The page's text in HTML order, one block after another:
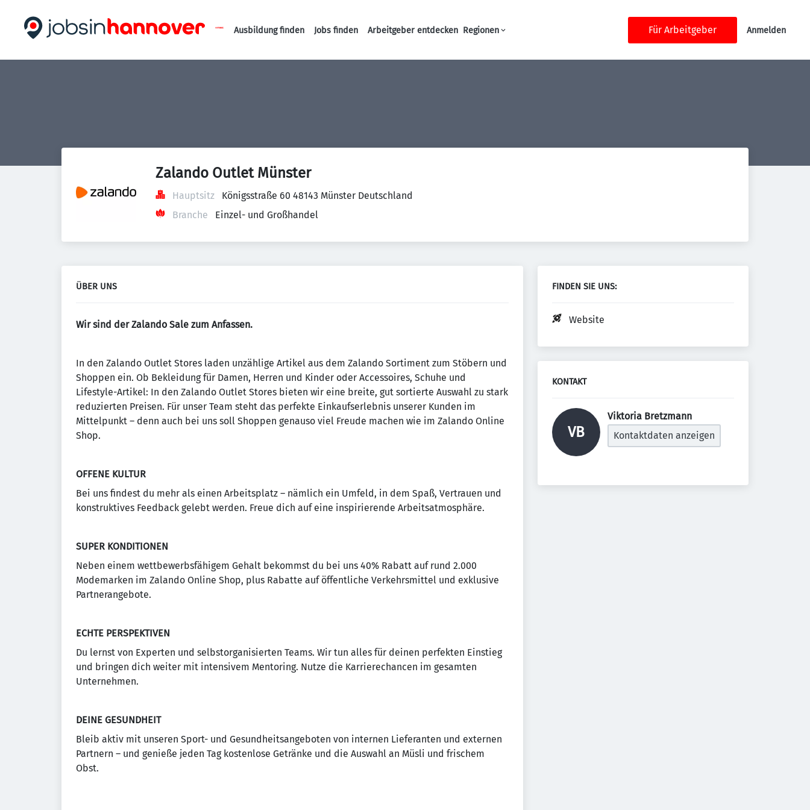
Haupt-Navigation
Ausbildung finden Jobs finden Arbeitgeber entdecken Regionen Für Arbeitgeber Anmelden
Zalando Outlet Münster
Hauptsitz
Königsstraße 60 48143 Münster Deutschland
Branche
Einzel- und Großhandel
ÜBER UNS
Wir sind der Zalando Sale zum Anfassen.
In den Zalando Outlet Stores laden unzählige Artikel aus dem Zalando Sortiment zum Stöbern und
Shoppen ein. Ob Bekleidung für Damen, Herren und Kinder oder Accessoires, Schuhe und
Lifestyle-Artikel: In den Zalando Outlet Stores bieten wir eine breite, gut sortierte Auswahl zu stark
reduzierten Preisen. Für unser Team steht das perfekte Einkaufserlebnis unserer Kunden im
Mittelpunkt – denn auch bei uns soll Shoppen genauso viel Freude machen wie im Zalando Online
Shop.
OFFENE KULTUR
Bei uns findest du mehr als einen Arbeitsplatz – nämlich ein Umfeld, in dem Spaß, Vertrauen und
konstruktives Feedback gelebt werden. Freue dich auf eine inspirierende Arbeitsatmosphäre.
SUPER KONDITIONEN
Neben einem wettbewerbsfähigem Gehalt bekommst du bei uns 40% Rabatt auf rund 2.000
Modemarken im Zalando Online Shop, plus Rabatte auf öffentliche Verkehrsmittel und exklusive
Partnerangebote.
ECHTE PERSPEKTIVEN
Du lernst von Experten und selbstorganisierten Teams. Wir tun alles für deinen perfekten Einstieg
und bringen dich weiter mit intensivem Mentoring. Nutze die Karrierechancen im gesamten
Unternehmen.
DEINE GESUNDHEIT
Bleib aktiv mit unseren Sport- und Gesundheitsangeboten von internen Lieferanten und externen
Partnern – und genieße jeden Tag kostenlose Getränke und die Auswahl an Müsli und frischem
Obst.
FINDEN SIE UNS:
Website
KONTAKT
VB
Viktoria Bretzmann
Kontaktdaten anzeigen